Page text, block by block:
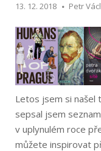
13. 12. 2018 Petr
Letos jsem si našel
sepsal jsem
v uplynulém roce
můžete inspirovat